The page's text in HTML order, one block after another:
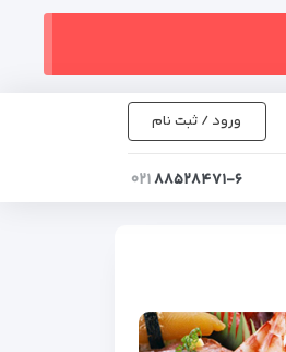
ورود / ثبت نام
۸۸۵۲۸۴۷۱-۶۰۲۱